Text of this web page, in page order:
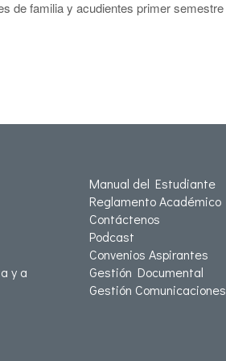
de familia y acudientes primer semestre
y a
Manual del Estudiante
Reglamento Académico
Contáctenos
Podcast
Convenios Aspirantes
Gestión Documental
Gestión Comunicaciones